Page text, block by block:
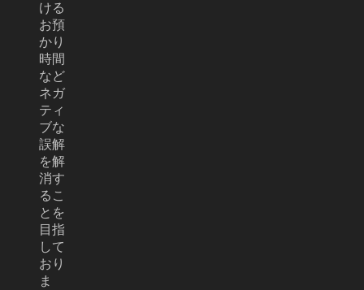
ける
お預
かり
時間
など
ネガ
ティ
ブな
誤解
を解
消す
るこ
とを
目指
して
おり
ま